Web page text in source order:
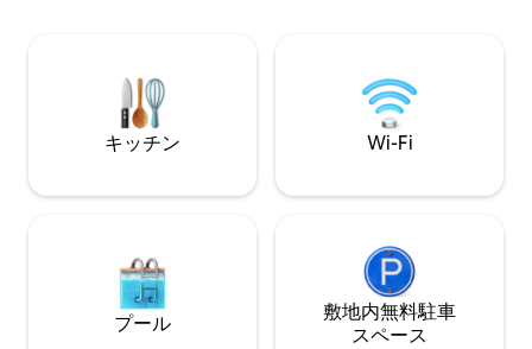
ペット同伴OK：お連れのペットも大歓迎
所で満喫しましょう。究極のバハ・カリ
フォルニア・ライフスタイルは、ここか
ルが含まれていま
ださい！！
キッチン Wi-Fi
プール
敷地内無料駐⁠車
ス⁠ペ⁠ー⁠ス